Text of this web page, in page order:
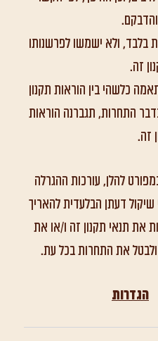
בלבד, ולא ישמשו לפרשנותו
זה.
כלשהי בין הוראות תקנון
התחרות, תגברנה הוראות
זה.
להלן, עורכות ההגרלה
דעתן הבלעדית להאריך
תנאי תקנון זה ו/או את
את התחרות בכל עת.
הגדרות